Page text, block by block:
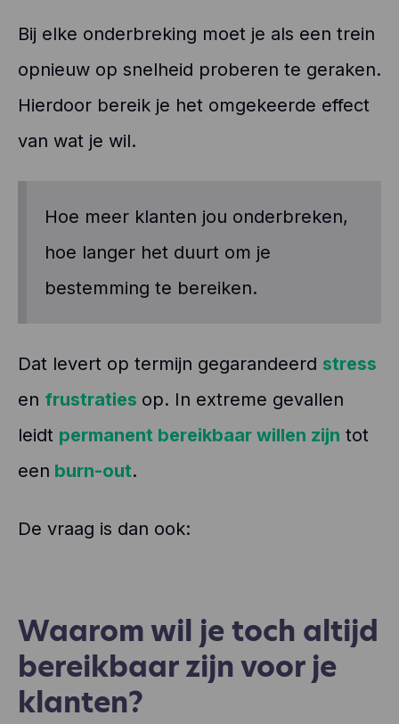
Bij elke onderbreking moet je als een trein
opnieuw op snelheid proberen te geraken.
Hierdoor bereik je het omgekeerde effect
van wat je wil.
Hoe meer klanten jou onderbreken,
hoe langer het duurt om je
bestemming te bereiken.
Dat levert op termijn gegarandeerd stress
en frustraties op. In extreme gevallen
leidt permanent bereikbaar willen zijn tot
een burn-out.
De vraag is dan ook:
Waarom wil je toch altijd
bereikbaar zijn voor je
klanten?